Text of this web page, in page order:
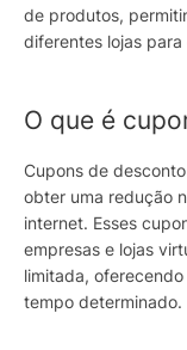
de produtos,
diferentes lojas
O que é
Cupons de
obter uma redução
internet. Esses
empresas e lojas
limitada,
tempo determinado.